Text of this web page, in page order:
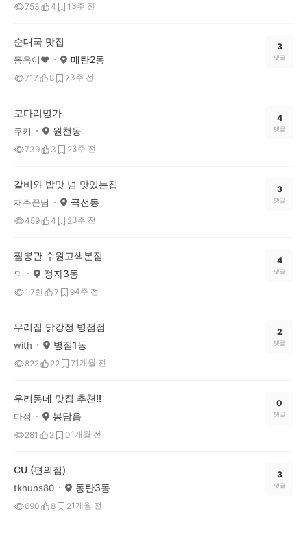
753 4 1 3주 전
순대국 맛집
동욱이♥ 매탄2동
717 8 73주 전
3
댓글
코다리명가
쿠키 원천동
739 3 23주 전
4
댓글
갈비와 밥맛 넘 맛있는집
재주꾼님 곡선동
459 4 23주 전
3
댓글
짬뽕관 수원고색본점
믜 정자3동
1.7천 7 94주 전
4
댓글
우리집 닭강정 병점점
with 병점1동
822 22 71개월 전
2
댓글
우리동네 맛집 추천!!
다정 봉담읍
281 2 01개월 전
0
댓글
CU (편의점)
tkhuns80 동탄3동
690 8 21개월 전
3
댓글